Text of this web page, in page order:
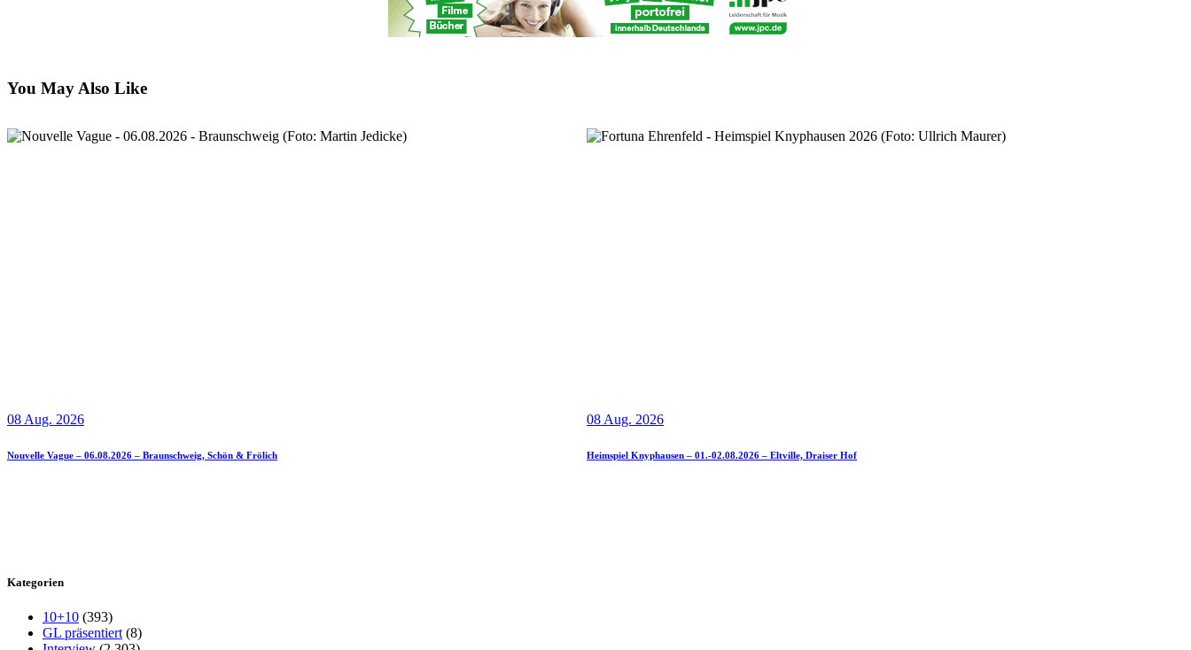
You May Also Like
08 Aug. 2026
Nouvelle Vague – 06.08.2026 – Braunschweig, Schön & Frölich
08 Aug. 2026
Heimspiel Knyphausen – 01.-02.08.2026 – Eltville, Draiser Hof
Kategorien
10+10 (393)
GL präsentiert (8)